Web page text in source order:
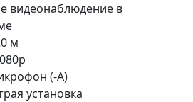
видеонаблюдение в
м
(-A)
установка